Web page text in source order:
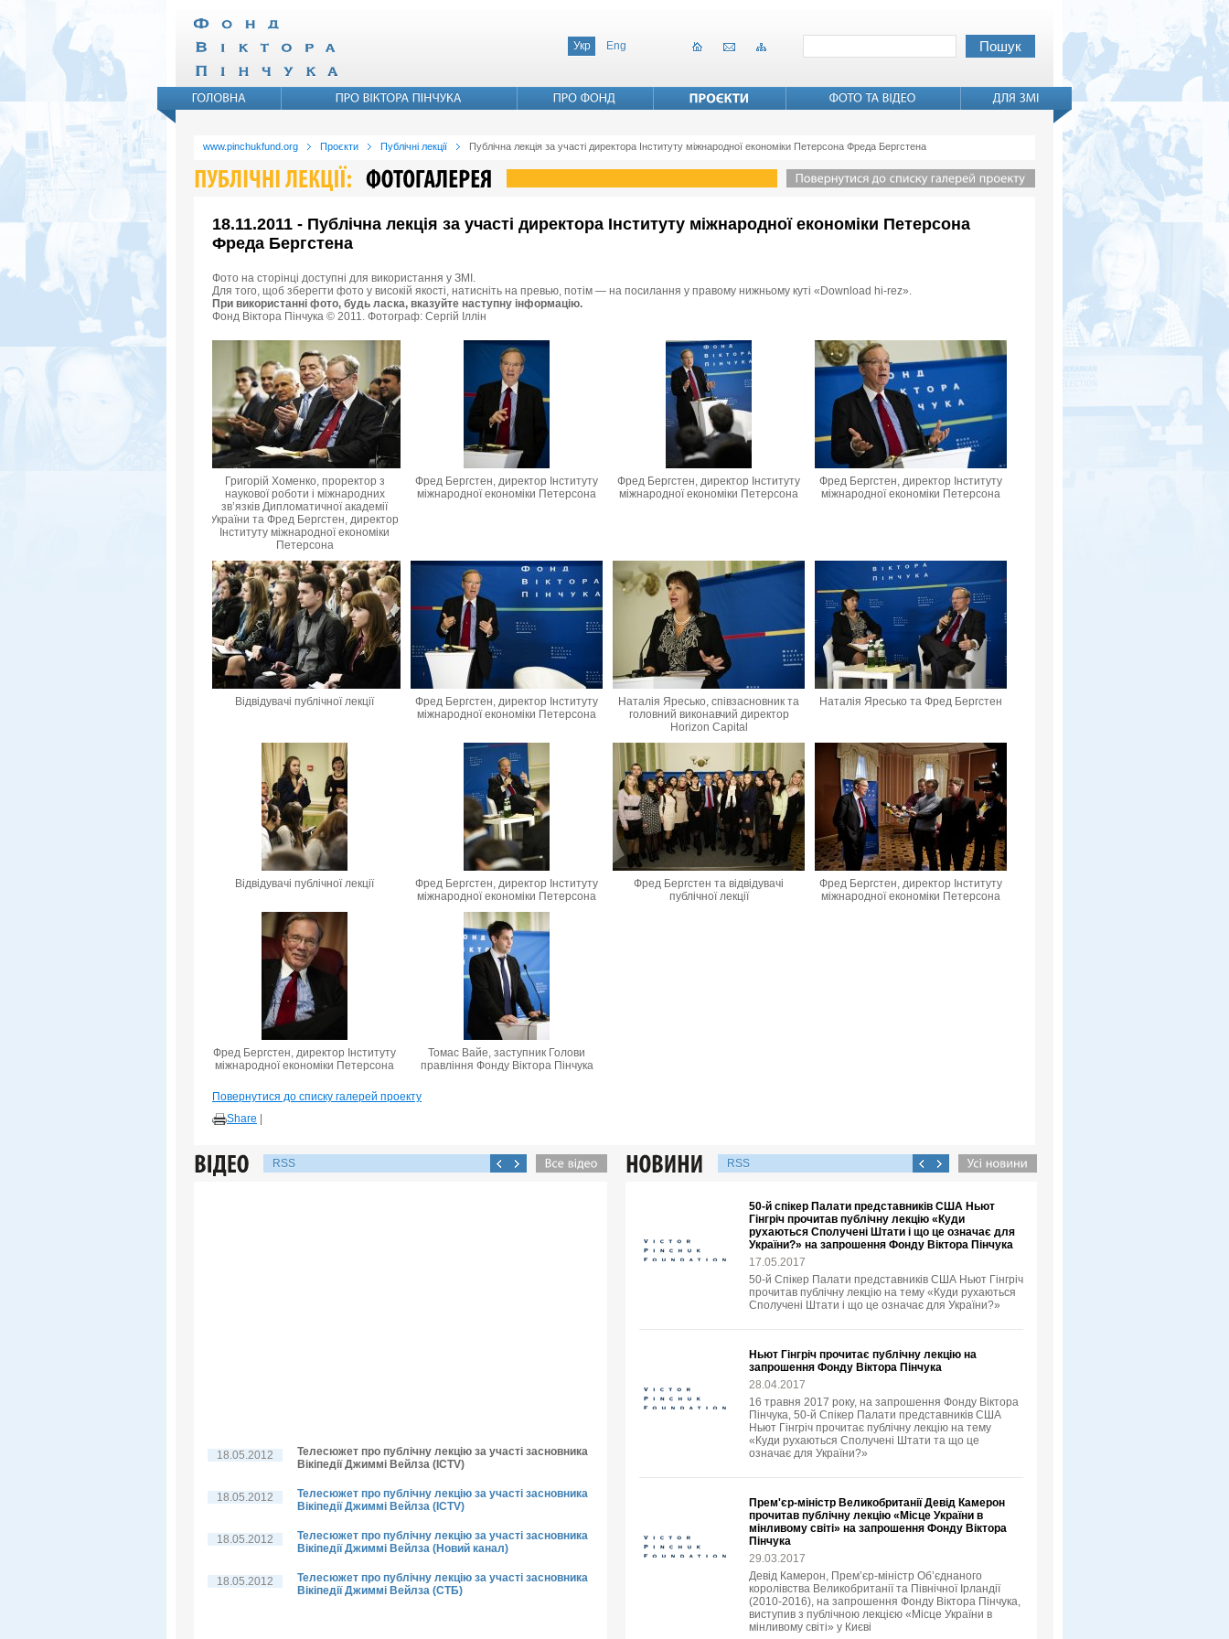
Укр Eng
www.pinchukfund.org Проєкти Публічні лекції Публічна лекція за участі директора Інституту міжнародної економіки Петерсона Фреда Бергстена
18.11.2011 - Публічна лекція за участі директора Інституту міжнародної економіки Петерсона
Фреда Бергстена
Фото на сторінці доступні для використання у ЗМІ.
Для того, щоб зберегти фото у високій якості, натисніть на превью, потім — на посилання у правому нижньому куті «Download hi-rez».
При використанні фото, будь ласка, вказуйте наступну інформацію.
Фонд Віктора Пінчука © 2011. Фотограф: Сергій Іллін
Григорій Хоменко, проректор з
наукової роботи і міжнародних
зв’язків Дипломатичної академії
України та Фред Бергстен, директор
Інституту міжнародної економіки
Петерсона
Фред Бергстен, директор Інституту
міжнародної економіки Петерсона
Фред Бергстен, директор Інституту
міжнародної економіки Петерсона
Фред Бергстен, директор Інституту
міжнародної економіки Петерсона
Відвідувачі публічної лекції
Фред Бергстен, директор Інституту
міжнародної економіки Петерсона
Наталія Яресько, співзасновник та
головний виконавчий директор
Horizon Capital
Наталія Яресько та Фред Бергстен
Відвідувачі публічної лекції
Фред Бергстен, директор Інституту
міжнародної економіки Петерсона
Фред Бергстен та відвідувачі
публічної лекції
Фред Бергстен, директор Інституту
міжнародної економіки Петерсона
Фред Бергстен, директор Інституту
міжнародної економіки Петерсона
Томас Вайе, заступник Голови
правління Фонду Віктора Пінчука
Повернутися до списку галерей проекту
Share
RSS
18.05.2012
Телесюжет про публічну лекцію за участі засновника
Вікіпедії Джиммі Вейлза (ICTV)
18.05.2012
Телесюжет про публічну лекцію за участі засновника
Вікіпедії Джиммі Вейлза (ICTV)
18.05.2012
Телесюжет про публічну лекцію за участі засновника
Вікіпедії Джиммі Вейлза (Новий канал)
18.05.2012
Телесюжет про публічну лекцію за участі засновника
Вікіпедії Джиммі Вейлза (СТБ)
RSS
50-й спікер Палати представників США Ньют
Гінгріч прочитав публічну лекцію «Куди
рухаються Сполучені Штати і що це означає для
України?» на запрошення Фонду Віктора Пінчука
17.05.2017
50-й Спікер Палати представників США Ньют Гінгріч
прочитав публічну лекцію на тему «Куди рухаються
Сполучені Штати і що це означає для України?»
Ньют Гінгріч прочитає публічну лекцію на
запрошення Фонду Віктора Пінчука
28.04.2017
16 травня 2017 року, на запрошення Фонду Віктора
Пінчука, 50-й Спікер Палати представників США
Ньют Гінгріч прочитає публічну лекцію на тему
«Куди рухаються Сполучені Штати та що це
означає для України?»
Прем'єр-міністр Великобританії Девід Камерон
прочитав публічну лекцію «Місце України в
мінливому світі» на запрошення Фонду Віктора
Пінчука
29.03.2017
Девід Камерон, Прем’єр-міністр Об’єднаного
королівства Великобританії та Північної Ірландії
(2010-2016), на запрошення Фонду Віктора Пінчука,
виступив з публічною лекцією «Місце України в
мінливому світі» у Києві